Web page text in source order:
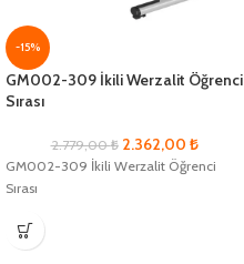
-15%
GM002-309 İkili Werzalit Öğrenci
Sırası
2.779,00₺ 2.362,00 ₺
GM002-309 İkili Werzalit Öğrenci
Sırası